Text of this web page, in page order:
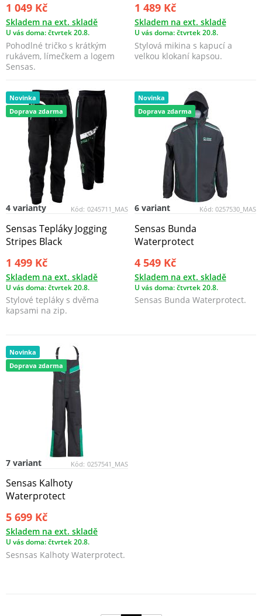
1 049 Kč
Skladem na ext. skladě
U vás doma: čtvrtek 20.8.
Pohodlné tričko s krátkým
rukávem, límečkem a logem
Sensas.
1 489 Kč
Skladem na ext. skladě
U vás doma: čtvrtek 20.8.
Stylová mikina s kapucí a
velkou klokaní kapsou.
Novinka
Doprava zdarma
Kód: 0245711_MAS
4 varianty
Sensas Tepláky Jogging
Stripes Black
1 499 Kč
Skladem na ext. skladě
U vás doma: čtvrtek 20.8.
Stylové tepláky s dvěma
kapsami na zip.
Novinka
Doprava zdarma
Kód: 0257530_MAS
6 variant
Sensas Bunda
Waterprotect
4 549 Kč
Skladem na ext. skladě
U vás doma: čtvrtek 20.8.
Sensas Bunda Waterprotect.
Novinka
Doprava zdarma
Kód: 0257541_MAS
7 variant
Sensas Kalhoty
Waterprotect
5 699 Kč
Skladem na ext. skladě
U vás doma: čtvrtek 20.8.
Sesnsas Kalhoty Waterprotect.